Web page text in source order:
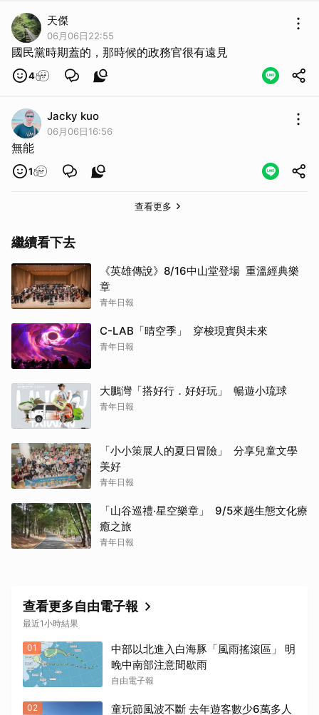
天傑
06月06日22:55
國民黨時期蓋的，那時候的政務官很有遠見
4
Jacky kuo
06月06日16:56
無能
1
查看更多
繼續看下去
《英雄傳說》8/16中山堂登場 重溫經典樂
章
青年日報
C-LAB「晴空季」 穿梭現實與未來
青年日報
大鵬灣「搭好行．好好玩」 暢遊小琉球
青年日報
「小小策展人的夏日冒險」 分享兒童文學
美好
青年日報
「山谷巡禮‧星空樂章」 9/5來趟生態文化療
癒之旅
青年日報
查看更多自由電子報
最近1小時結果
01
中部以北進入白海豚「風雨搖滾區」 明
晚中南部注意間歇雨
自由電子報
02 童玩節風波不斷 去年遊客數少6萬多人